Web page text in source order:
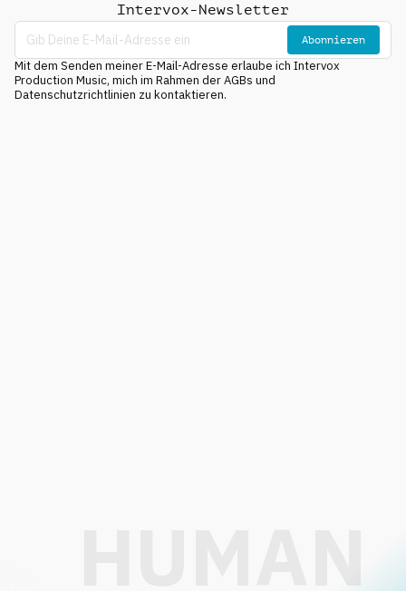
Intervox-Newsletter
Abonnieren
Mit dem Senden meiner E-Mail-Adresse erlaube ich Intervox
Production Music, mich im Rahmen der AGBs und
Datenschutzrichtlinien zu kontaktieren.